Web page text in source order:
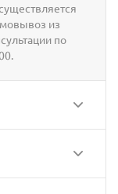
из
по